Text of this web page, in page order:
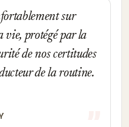
sur
vie, protégé par la
de nos certitudes
de la routine.